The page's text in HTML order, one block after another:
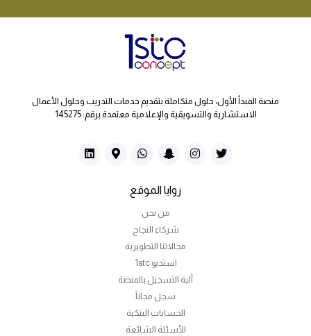
منصة المبدأ الأول، حلول متكاملة بتقديم خدمات التدريب وحلول الأعمال
الاستشارية والتسويقية والإعلامية معتمدة برقم: 145275
زوايا الموقع
من نحن
شركاء النجاح
مجالاتنا التطويرية
استديو 1stc
آلية التسجيل بالمنصة
سجل مجاناً
الحسابات البنكية
الأسئلة الشائعة